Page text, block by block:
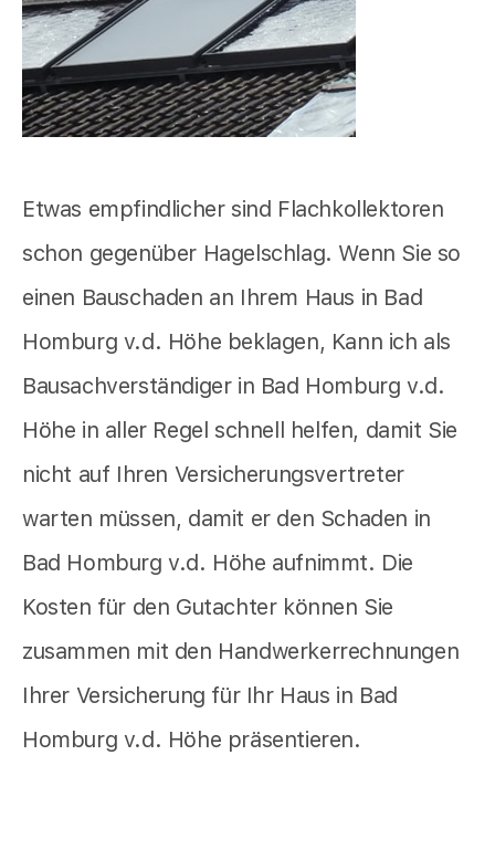
Etwas empfindlicher sind Flachkollektoren
schon gegenüber Hagelschlag. Wenn Sie so
einen Bauschaden an Ihrem Haus in Bad
Homburg v.d. Höhe beklagen, Kann ich als
Bausachverständiger in Bad Homburg v.d.
Höhe in aller Regel schnell helfen, damit Sie
nicht auf Ihren Versicherungsvertreter
warten müssen, damit er den Schaden in
Bad Homburg v.d. Höhe aufnimmt. Die
Kosten für den Gutachter können Sie
zusammen mit den Handwerkerrechnungen
Ihrer Versicherung für Ihr Haus in Bad
Homburg v.d. Höhe präsentieren.